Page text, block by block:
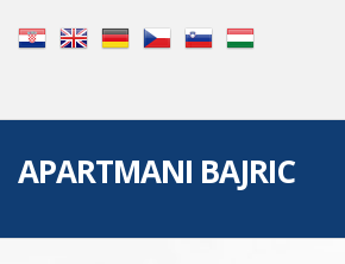
APARTMANI BAJRIC